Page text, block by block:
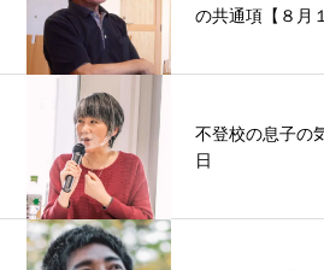
の共通項【８月
不登校の息子の
日